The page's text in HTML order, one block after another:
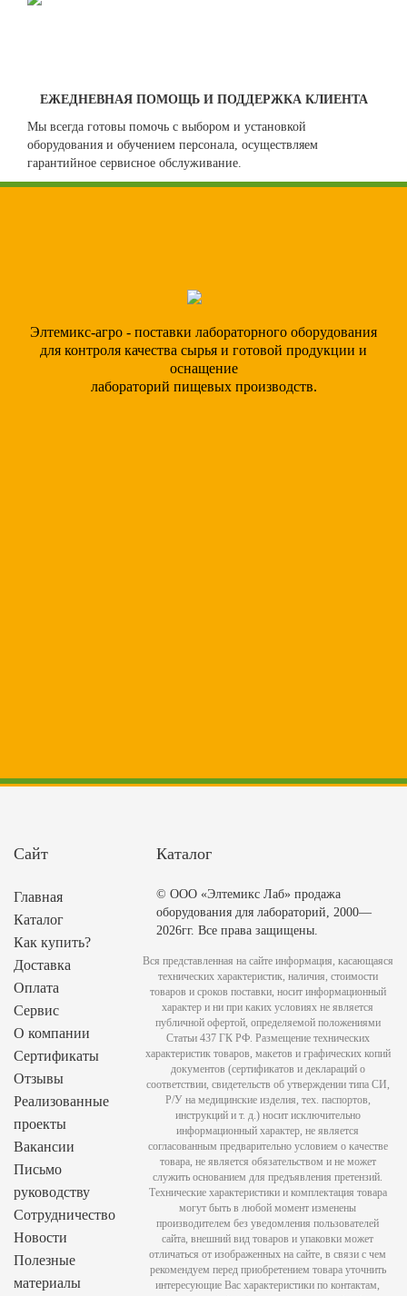
ЕЖЕДНЕВНАЯ ПОМОЩЬ И ПОДДЕРЖКА КЛИЕНТА
Мы всегда готовы помочь с выбором и установкой
оборудования и обучением персонала, осуществляем
гарантийное сервисное обслуживание.
Элтемикс-агро - поставки лабораторного оборудования
для контроля качества сырья и готовой продукции и
оснащение
лабораторий пищевых производств.
Сайт
Главная
Каталог
Как купить?
Доставка
Оплата
Сервис
О компании
Сертификаты
Отзывы
Реализованные
проекты
Вакансии
Письмо
руководству
Сотрудничество
Новости
Полезные
материалы
Каталог
© ООО «Элтемикс Лаб» продажа
оборудования для лабораторий, 2000—
2026гг. Все права защищены.
Вся представленная на сайте информация, касающаяся
технических характеристик, наличия, стоимости
товаров и сроков поставки, носит информационный
характер и ни при каких условиях не является
публичной офертой, определяемой положениями
Статьи 437 ГК РФ. Размещение технических
характеристик товаров, макетов и графических копий
документов (сертификатов и деклараций о
соответствии, свидетельств об утверждении типа СИ,
Р/У на медицинские изделия, тех. паспортов,
инструкций и т. д.) носит исключительно
информационный характер, не является
согласованным предварительно условием о качестве
товара, не является обязательством и не может
служить основанием для предъявления претензий.
Технические характеристики и комплектация товара
могут быть в любой момент изменены
производителем без уведомления пользователей
сайта, внешний вид товаров и упаковки может
отличаться от изображенных на сайте, в связи с чем
рекомендуем перед приобретением товара уточнить
интересующие Вас характеристики по контактам,